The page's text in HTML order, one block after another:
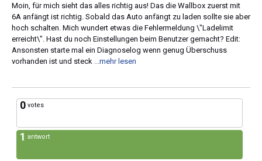
Moin, für mich sieht das alles richtig aus! Das die Wallbox zuerst mit
6A anfängt ist richtig. Sobald das Auto anfängt zu laden sollte sie aber
hoch schalten. Mich wundert etwas die Fehlermeldung \"Ladelimit
erreicht\". Hast du noch Einstellungen beim Benutzer gemacht? Edit:
Ansonsten starte mal ein Diagnoselog wenn genug Überschuss
vorhanden ist und steck
...mehr lesen
0 votes
1 antwort